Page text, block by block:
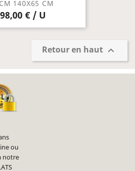
140X65 CM
98,00 € / U
Retour en haut 
ou
notre